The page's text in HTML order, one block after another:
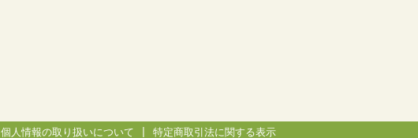
個人情報の取り扱いについて 特定商取引法に関する表示